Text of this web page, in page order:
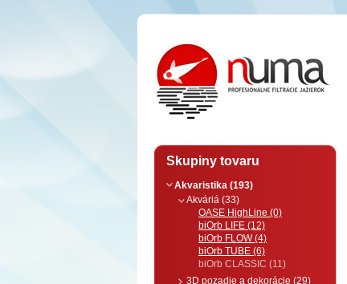
numa
Skupiny tovaru
Akvaristika (193)
Akváriá (33)
OASE HighLine (0)
biOrb LIFE (12)
biOrb FLOW (4)
biOrb TUBE (6)
biOrb CLASSIC (11)
3D pozadie a dekorácie (29)